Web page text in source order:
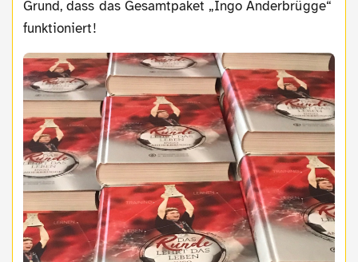
Grund, dass das Gesamtpaket „Ingo Anderbrügge“
funktioniert!